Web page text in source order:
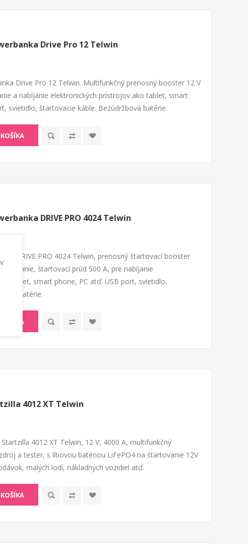
Drive Pro 12 Telwin
Drive Pro 12 Telwin. Multifunkčný prenosný booster 12 V
a nabíjanie elektronických prístrojov ako tablet, smart
svietidlo, štartovacie káble. Bezúdržbová batérie.
DRIVE PRO 4024 Telwin
DRIVE PRO 4024 Telwin, prenosný štartovací booster
štartovací prúd 500 A, pre nabíjanie
tablet, smart phone, PC atď. USB port, svietidlo,
batérie.
KOŠÍKA
4012 XT Telwin
4012 XT Telwin, 12 V, 4000 A, multifunkčný
a tester, s lítiovou batériou LiFePO4 na štartovanie 12V
malých lodí, nákladných vozidiel atď.